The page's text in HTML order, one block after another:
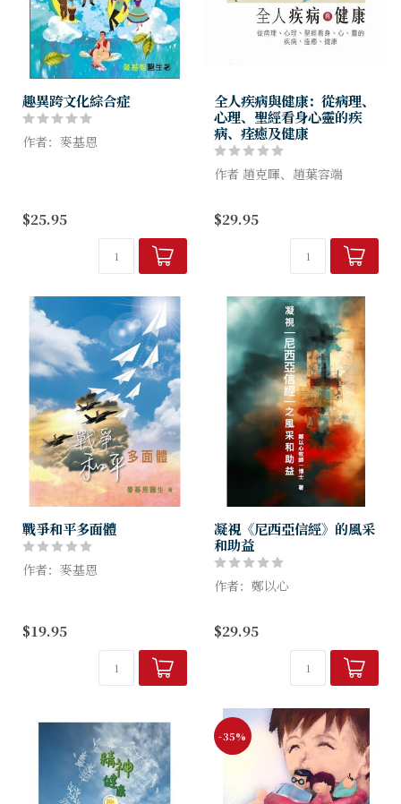
趣異跨文化綜合症
作者：麥基恩
移（例如海外工作讀書、移民
及難民）被帶到其他地域甚至
$25.95
全人疾病與健康：從病理、
心理、聖經看身心靈的疾
病、痊癒及健康
作者 趙克暉、趙葉容端
師夫婦，以豐富的醫學知識與
智慧， 結合多年來對聖經真
道的領悟和歷練所寫成的書
籍。内文共有十一章，每章...
$29.95
戰爭和平多面體
作者：麥基恩
文章。書名定為《戰爭和平多
面體》，顧名思義，應從多方
面、多角度了解戰爭；一旦開
$19.95
凝視《尼西亞信經》的風采
和助益
作者：鄭以心
《尼西亞─君士坦丁堡信
經》，得名於公元325年的第
一次尼西亞大公會議和公元
381年的第一次君士坦丁堡大
$29.95
-35%